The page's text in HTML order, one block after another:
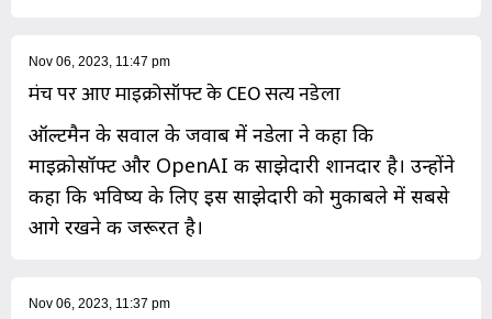
Nov 06, 2023, 11:47 pm
मंच पर आए माइक्रोसॉफ्ट के CEO सत्य नडेला
ऑल्टमैन के सवाल के जवाब में नडेला ने कहा कि
माइक्रोसॉफ्ट और OpenAI की साझेदारी शानदार है। उन्होंने
कहा कि भविष्य के लिए इस साझेदारी को मुकाबले में सबसे
आगे रखने की जरूरत है।
Nov 06, 2023, 11:37 pm